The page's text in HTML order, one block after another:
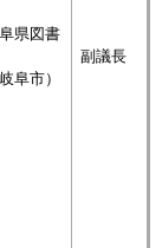
県図書
岐阜市）
副議長